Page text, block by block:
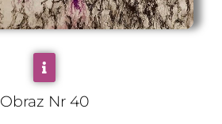
Obraz Nr 40